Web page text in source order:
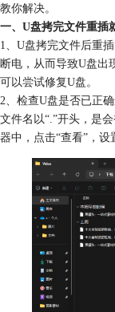
教你解决。
一、U盘拷完文件重插
1、U盘拷完文件后重
断电，从而导致U盘出
可以尝试修复U盘。
2、检查U盘是否已正
文件名以“.”开头，是
器中，点击“查看”，设